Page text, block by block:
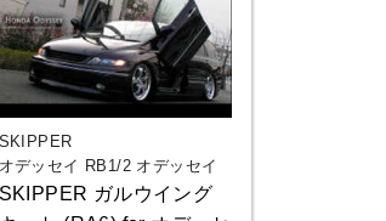
SKIPPER
オデッセイ RB1/2 オデッセイ
SKIPPER ガルウイング